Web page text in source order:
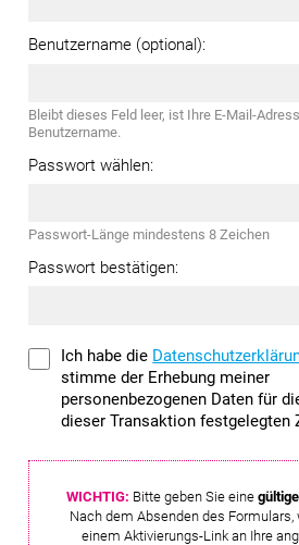
Benutzername (optional):
Bleibt dieses Feld leer, ist Ihre E-Mail-
Benutzername.
Passwort wählen:
Passwort-Länge mindestens 8 Zeichen
Passwort bestätigen:
Ich habe die
stimme der Erhebung meiner
personenbezogenen Daten für
dieser Transaktion festgelegten
WICHTIG: Bitte geben Sie eine
Nach dem Absenden des
einem Aktivierungs-Link an Ihre